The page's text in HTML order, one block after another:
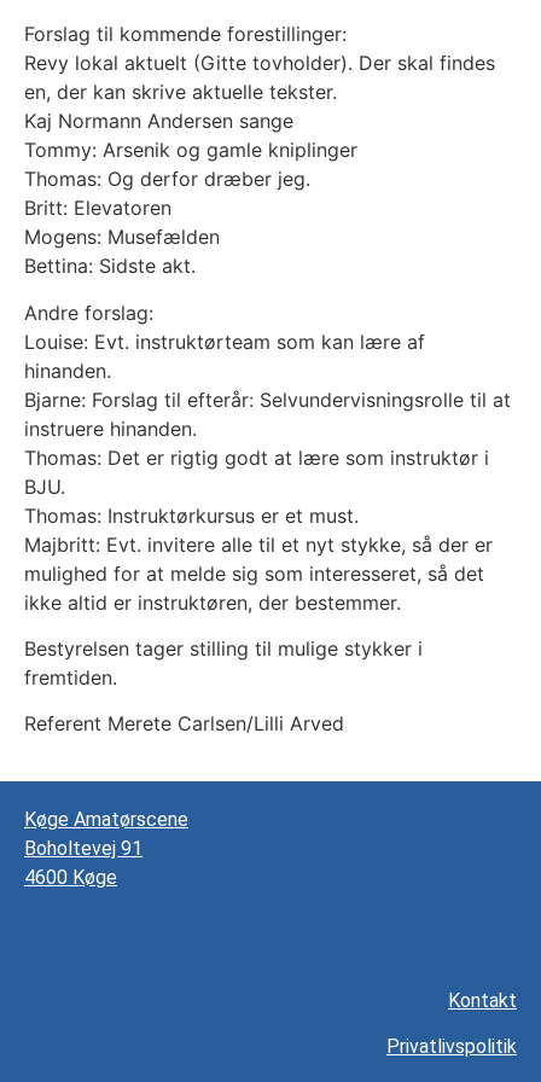
Forslag til kommende forestillinger:
Revy lokal aktuelt (Gitte tovholder). Der skal findes
en, der kan skrive aktuelle tekster.
Kaj Normann Andersen sange
Tommy: Arsenik og gamle kniplinger
Thomas: Og derfor dræber jeg.
Britt: Elevatoren
Mogens: Musefælden
Bettina: Sidste akt.
Andre forslag:
Louise: Evt. instruktørteam som kan lære af
hinanden.
Bjarne: Forslag til efterår: Selvundervisningsrolle til at
instruere hinanden.
Thomas: Det er rigtig godt at lære som instruktør i
BJU.
Thomas: Instruktørkursus er et must.
Majbritt: Evt. invitere alle til et nyt stykke, så der er
mulighed for at melde sig som interesseret, så det
ikke altid er instruktøren, der bestemmer.
Bestyrelsen tager stilling til mulige stykker i
fremtiden.
Referent Merete Carlsen/Lilli Arved
Køge Amatørscene
Boholtevej 91
4600 Køge
Kontakt
Privatlivspolitik